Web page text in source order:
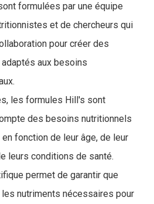
formulées par une équipe
et de chercheurs qui
pour créer des
aux besoins
les formules Hill's sont
des besoins nutritionnels
fonction de leur âge, de leur
leurs conditions de santé.
permet de garantir que
nutriments nécessaires pour